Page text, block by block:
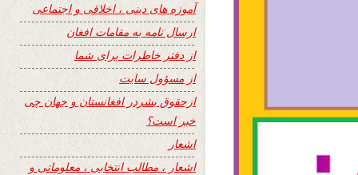
آموزه های دینی ، اخلاقی و اجتماعی
ارسال نامه به مقامات افغان
از دفتر خاطرات برای شما
از مسؤول سایت
ازحقوق بشردر افغانستان و جهان چی
خبر است؟
اشعار
اشعار ، مطالب انتخابی ، معلوماتی و